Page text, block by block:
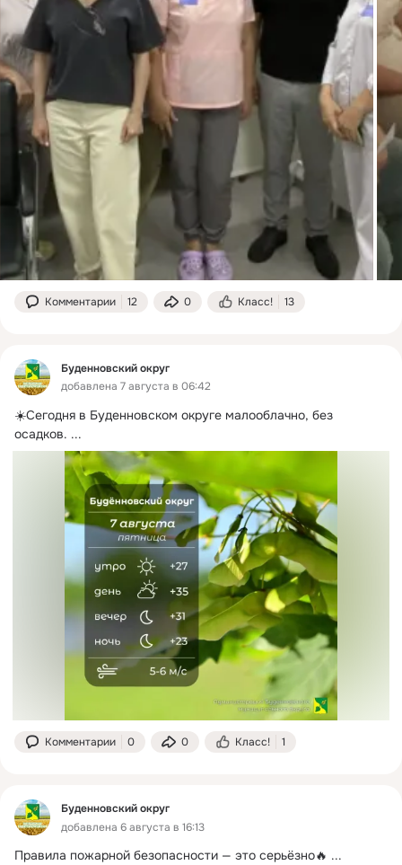
Комментарии 12 0 Класс! 13
Буденновский округ
добавлена 7 августа в 06:42
☀️Сегодня в Буденновском округе малооблачно, без
осадков. ...
Комментарии 0 0 Класс! 1
Буденновский округ
добавлена 6 августа в 16:13
Правила пожарной безопасности — это серьёзно🔥 ...